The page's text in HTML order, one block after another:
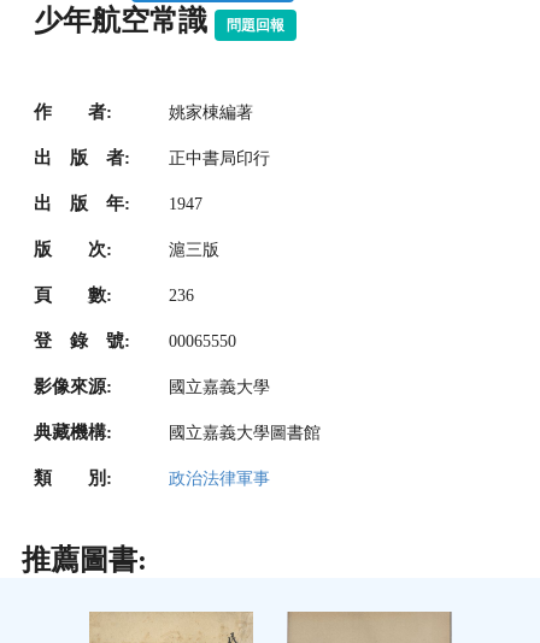
少年航空常識 問題回報
作 者: 姚家棟編著
出 版 者: 正中書局印行
出 版 年: 1947
版 次: 滬三版
頁 數: 236
登 錄 號: 00065550
影像來源: 國立嘉義大學
典藏機構: 國立嘉義大學圖書館
類 別: 政治法律軍事
推薦圖書: